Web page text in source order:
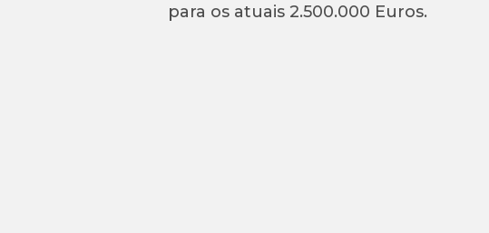
para os atuais 2.500.000 Euros.